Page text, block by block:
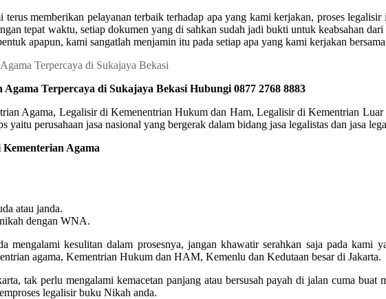
memberikan pelayanan terbaik terhadap apa yang kami kerjakan, proses
tepat waktu, setiap dokumen yang di sahkan sudah jadi bukti untuk keabsahan
apapun, kami sangatlah menjamin itu pada setiap apa yang kami kerjakan
Terpercaya di Sukajaya Bekasi Hubungi 0877 2768 8883
Agama, Legalisir di Kemenentrian Hukum dan Ham, Legalisir di Kementrian
yaitu perusahaan jasa nasional yang bergerak dalam bidang jasa legalistas dan jasa
Agama
atau janda.
dengan WNA.
kesulitan dalam prosesnya, jangan khawatir serahkan saja pada kami
agama, Kementrian Hukum dan HAM, Kemenlu dan Kedutaan besar di Jakarta.
tak perlu mengalami kemacetan panjang atau bersusah payah di jalan cuma buat
legalisir buku Nikah anda.